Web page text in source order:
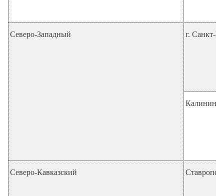
Северо-Западный г. Санкт-
Северо-Кавказский